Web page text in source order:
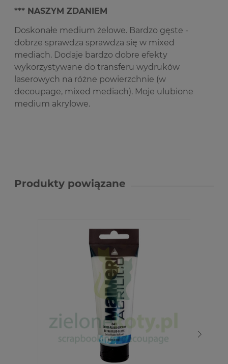
*** NASZYM ZDANIEM
Doskonałe medium żelowe. Bardzo gęste -
dobrze sprawdza sprawdza się w mixed
mediach. Dodaje bardzo dobre efekty
wykorzystywane do transferu wydruków
laserowych na różne powierzchnie (w
decoupage, mixed mediach). Moje ulubione
medium akrylowe.
Produkty powiązane